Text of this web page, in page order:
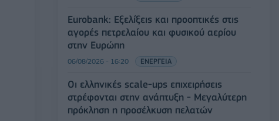
Eurobank: Εξελίξεις και προοπτικές στις
αγορές πετρελαίου και φυσικού αερίου
στην Ευρώπη
06/08/2026 - 16:20 ΕΝΕΡΓΕΙΑ
Οι ελληνικές scale-ups επιχειρήσεις
στρέφονται στην ανάπτυξη - Μεγαλύτερη
πρόκληση η προσέλκυση πελατών